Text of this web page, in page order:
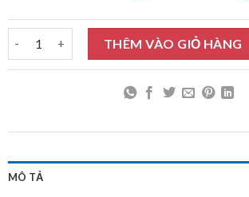
Sơn Epoxy Jotun Hardtop Flexi trắng 5L số
THÊM VÀO GIỎ HÀNG
MÔ TẢ